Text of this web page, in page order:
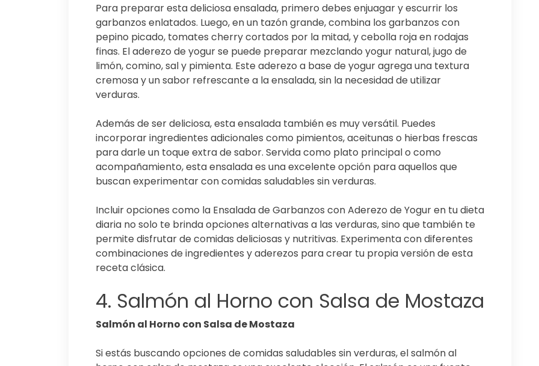
Para preparar esta deliciosa ensalada, primero debes enjuagar y escurrir los
garbanzos enlatados. Luego, en un tazón grande, combina los garbanzos con
pepino picado, tomates cherry cortados por la mitad, y cebolla roja en rodajas
finas. El aderezo de yogur se puede preparar mezclando yogur natural, jugo de
limón, comino, sal y pimienta. Este aderezo a base de yogur agrega una textura
cremosa y un sabor refrescante a la ensalada, sin la necesidad de utilizar
verduras.
Además de ser deliciosa, esta ensalada también es muy versátil. Puedes
incorporar ingredientes adicionales como pimientos, aceitunas o hierbas frescas
para darle un toque extra de sabor. Servida como plato principal o como
acompañamiento, esta ensalada es una excelente opción para aquellos que
buscan experimentar con comidas saludables sin verduras.
Incluir opciones como la Ensalada de Garbanzos con Aderezo de Yogur en tu dieta
diaria no solo te brinda opciones alternativas a las verduras, sino que también te
permite disfrutar de comidas deliciosas y nutritivas. Experimenta con diferentes
combinaciones de ingredientes y aderezos para crear tu propia versión de esta
receta clásica.
4. Salmón al Horno con Salsa de Mostaza
Salmón al Horno con Salsa de Mostaza
Si estás buscando opciones de comidas saludables sin verduras, el salmón al